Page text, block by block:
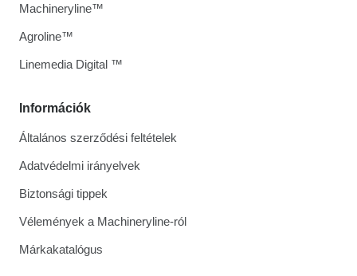
Információk
Általános szerződési feltételek
Adatvédelmi irányelvek
Biztonsági tippek
Vélemények a Machineryline-ról
Márkakatalógus
Machineryline™
Agroline™
Linemedia Digital ™